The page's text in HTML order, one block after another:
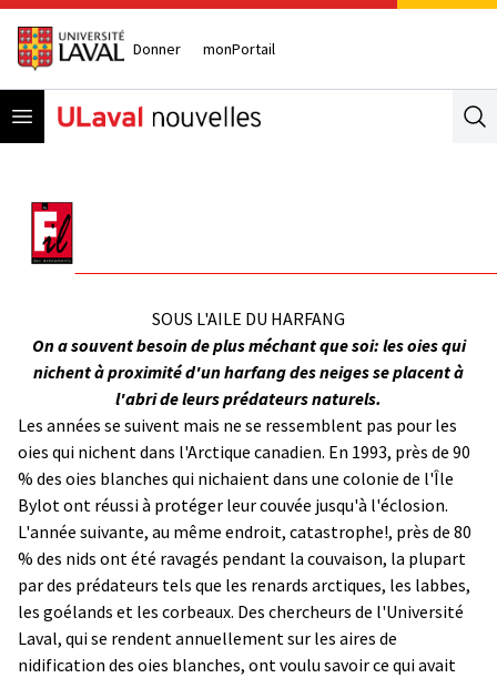
Donner monPortail
Open menu
SOUS L'AILE DU HARFANG
On a souvent besoin de plus méchant que soi: les oies qui
nichent à proximité d'un harfang des neiges se placent à
l'abri de leurs prédateurs naturels.
Les années se suivent mais ne se ressemblent pas pour les
oies qui nichent dans l'Arctique canadien. En 1993, près de 90
% des oies blanches qui nichaient dans une colonie de l'Île
Bylot ont réussi à protéger leur couvée jusqu'à l'éclosion.
L'année suivante, au même endroit, catastrophe!, près de 80
% des nids ont été ravagés pendant la couvaison, la plupart
par des prédateurs tels que les renards arctiques, les labbes,
les goélands et les corbeaux. Des chercheurs de l'Université
Laval, qui se rendent annuellement sur les aires de
nidification des oies blanches, ont voulu savoir ce qui avait